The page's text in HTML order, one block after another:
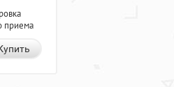
приема